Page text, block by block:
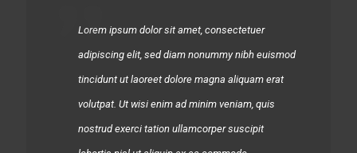
Lorem ipsum dolor sit amet, consectetuer
adipiscing elit, sed diam nonummy nibh euismod
tincidunt ut laoreet dolore magna aliquam erat
volutpat. Ut wisi enim ad minim veniam, quis
nostrud exerci tation ullamcorper suscipit